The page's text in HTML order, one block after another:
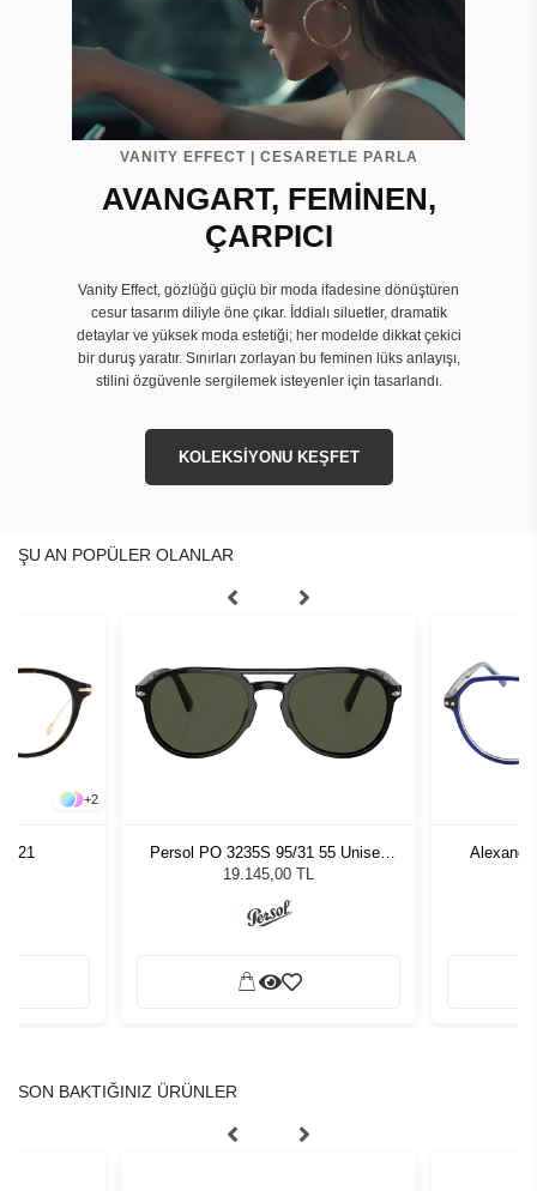
VANITY EFFECT | CESARETLE PARLA
AVANGART, FEMİNEN,
ÇARPICI
Vanity Effect, gözlüğü güçlü bir moda ifadesine dönüştüren
cesur tasarım diliyle öne çıkar. İddialı siluetler, dramatik
detaylar ve yüksek moda estetiği; her modelde dikkat çekici
bir duruş yaratır. Sınırları zorlayan bu feminen lüks anlayışı,
stilini özgüvenle sergilemek isteyenler için tasarlandı.
KOLEKSİYONU KEŞFET
ŞU AN POPÜLER OLANLAR
+2
21
Persol PO 3235S 95/31 55 Unisex
Güneş Gözlüğü
19.145,00 TL
SON BAKTIĞINIZ ÜRÜNLER